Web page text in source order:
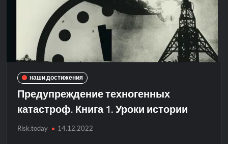
наши достижения
Предупреждение техногенных
катастроф. Книга 1. Уроки истории
Risk.today 14.12.2022